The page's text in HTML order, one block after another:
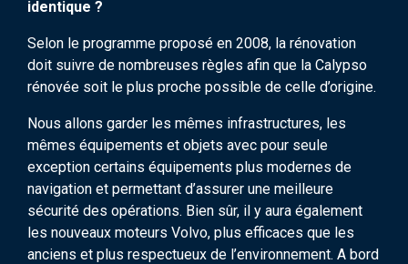
identique ?
Selon le programme proposé en 2008, la rénovation
doit suivre de nombreuses règles afin que la Calypso
rénovée soit le plus proche possible de celle d’origine.
Nous allons garder les mêmes infrastructures, les
mêmes équipements et objets avec pour seule
exception certains équipements plus modernes de
navigation et permettant d’assurer une meilleure
sécurité des opérations. Bien sûr, il y aura également
les nouveaux moteurs Volvo, plus efficaces que les
anciens et plus respectueux de l’environnement. A bord